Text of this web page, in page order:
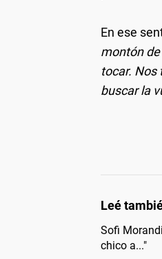
En ese
montón
tocar. Nos
buscar la
Sofi
chico a..."